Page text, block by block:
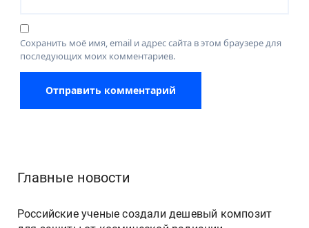
Сохранить моё имя, email и адрес сайта в этом браузере для
последующих моих комментариев.
Главные новости
Российские ученые создали дешевый композит